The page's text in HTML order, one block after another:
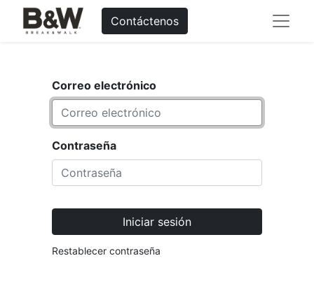
Contáctenos
Correo electrónico
Contraseña
Iniciar sesión
Restablecer contraseña